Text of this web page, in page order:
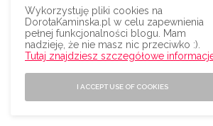
rosną na długich, smukłych
przybiera odcienie od
Najlepiej wykorzystać je jako
Suszone nabierają ciemnej, niemal
Wykorzystuję pliki cookies na
DorotaKaminska.pl w celu zapewnienia
pełnej funkcjonalności blogu. Mam
nadzieję, że nie masz nic przeciwko :).
Tutaj znajdziesz szczegółowe
I ACCEPT USE OF COOKIES